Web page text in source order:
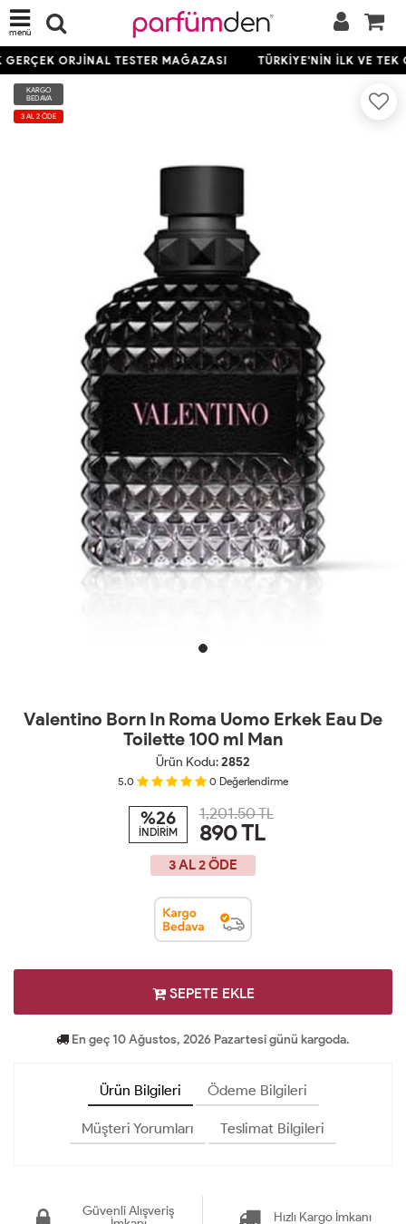
menü
ORJİNAL TESTER MAĞAZASI TÜRKİYE'NİN İLK VE TEK
KARGO
BEDAVA
3 AL 2 ÖDE
Valentino Born In Roma Uomo Erkek Eau De
Toilette 100 ml Man
Ürün Kodu:2852
5.0 0 Değerlendirme
%26
İNDİRİM
1,201.50 TL
890TL
3 AL 2 ÖDE
SEPETE EKLE
En geç 10 Ağustos, 2026 Pazartesi günü kargoda.
Ürün Bilgileri Ödeme Bilgileri
Müşteri Yorumları Teslimat Bilgileri
Güvenli Alışveriş
Hızlı Kargo İmkanı